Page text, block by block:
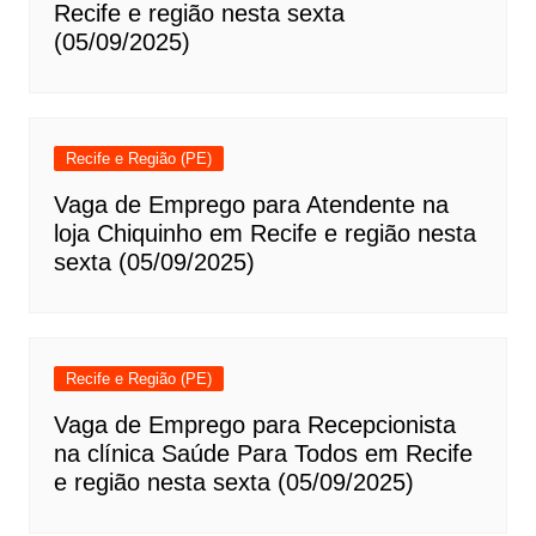
Recife e região nesta sexta
(05/09/2025)
Recife e Região (PE)
Vaga de Emprego para Atendente na
loja Chiquinho em Recife e região nesta
sexta (05/09/2025)
Recife e Região (PE)
Vaga de Emprego para Recepcionista
na clínica Saúde Para Todos em Recife
e região nesta sexta (05/09/2025)